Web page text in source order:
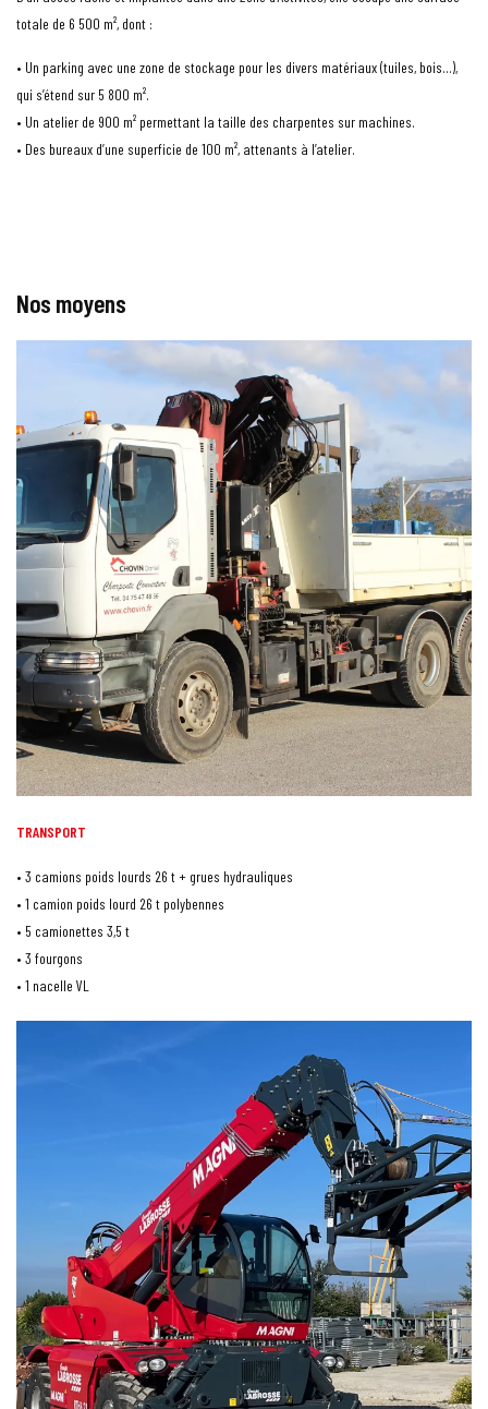
totale de 6 500 m², dont :
• Un parking avec une zone de stockage pour les divers matériaux (tuiles, bois…),
qui s’étend sur 5 800 m².
• Un atelier de 900 m² permettant la taille des charpentes sur machines.
• Des bureaux d’une superficie de 100 m², attenants à l’atelier.
Nos moyens
TRANSPORT
• 3 camions poids lourds 26 t + grues hydrauliques
• 1 camion poids lourd 26 t polybennes
• 5 camionettes 3,5 t
• 3 fourgons
• 1 nacelle VL